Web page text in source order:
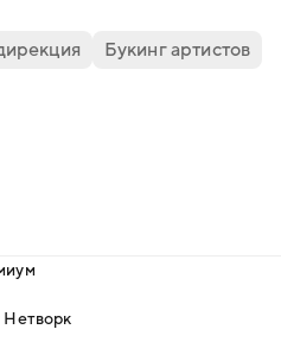
Букинг артистов
Нетворк